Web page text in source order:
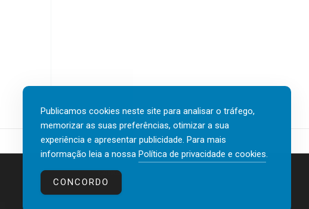
Contactos
Publicamos cookies neste site para analisar o tráfego,
memorizar as suas preferências, otimizar a sua
experiência e apresentar publicidade. Para mais
informação leia a nossa Política de privacidade e cookies.
CONCORDO